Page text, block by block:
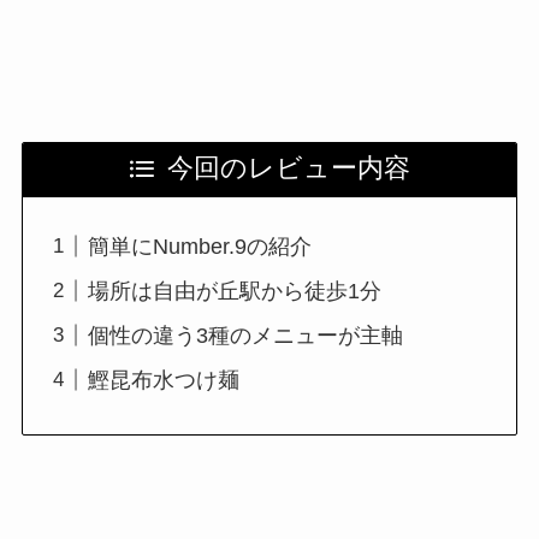
今回のレビュー内容
簡単にNumber.9の紹介
場所は自由が丘駅から徒歩1分
個性の違う3種のメニューが主軸
鰹昆布水つけ麺